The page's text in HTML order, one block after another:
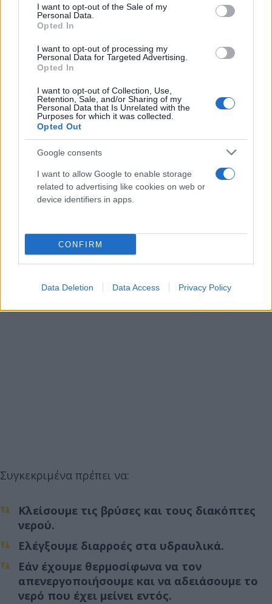
consent section.
I want to opt-out of the Sale of my
Personal Data.
Opted In
I want to opt-out of processing my
Personal Data for Targeted Advertising.
Opted In
I want to opt-out of Collection, Use,
Retention, Sale, and/or Sharing of my
Personal Data that Is Unrelated with the
Purposes for which it was collected.
Opted Out
Google consents
I want to allow Google to enable storage
related to advertising like cookies on web or
device identifiers in apps.
CONFIRM
Data Deletion Data Access Privacy Policy
Εάν η διακοπή υδροδότησης είναι παρατεταμένη,
του σπιτιού από τυχόν διαρροές.
Συγκεκριμένα πρέπει να:
Κλείσουμε τις βρύσες και τους διακόπτες
νερού.
Ελέγξουμε διαρροές στα υδραυλικά.
Εάν έχουμε θερμοσίφωνα να τον
απενεργοποιήσουμε και να αδειάσουμε το
νερό που έχει μείνει εντός.